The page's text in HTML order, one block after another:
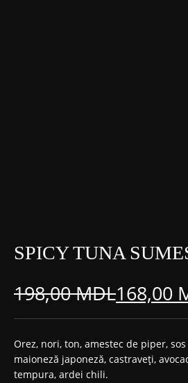
SPICY TUNA
198,00MDL
Prețul
inițial
a
168,00
Prețul
curent
este:
Orez, nori, ton, amestec de piper,
maioneză japoneză, castraveți,
tempura, ardei chili.